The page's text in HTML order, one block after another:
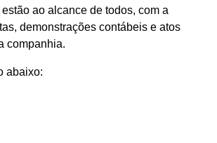
ao alcance de todos, com a
demonstrações contábeis e atos
companhia.
abaixo: